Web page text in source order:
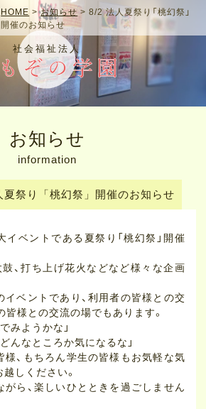
社会福祉法人
HOME >お知らせ>8/2 法人夏祭り「桃幻祭」
開催のお知らせ
お知らせ
information
夏祭り「桃幻祭」開催のお知らせ
イベントである夏祭り「桃幻祭」開催
、打ち上げ花火などなど様々な企画
ベントであり、利用者の皆様との交
皆様との交流の場でもあります。
みようかな」
んなところか気になるな」
様、もちろん学生の皆様もお気軽な気
しください。
ら、楽しいひとときを過ごしません